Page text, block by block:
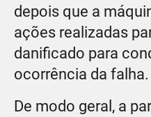
depois que a
ações realizadas
danificado para
ocorrência da falha.
De modo geral, a